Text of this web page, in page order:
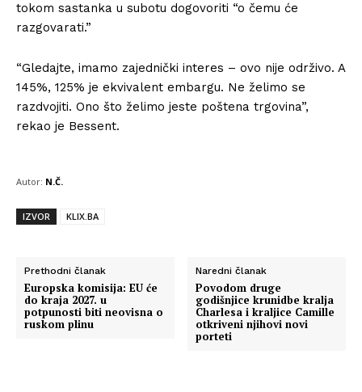
tokom sastanka u subotu dogovoriti “o čemu će
razgovarati.”
“Gledajte, imamo zajednički interes – ovo nije održivo. A
145%, 125% je ekvivalent embargu. Ne želimo se
razdvojiti. Ono što želimo jeste poštena trgovina”,
rekao je Bessent.
Autor: N.Č.
IZVOR KLIX.BA
Prethodni članak
Europska komisija: EU će
do kraja 2027. u
potpunosti biti neovisna o
ruskom plinu
Naredni članak
Povodom druge
godišnjice krunidbe kralja
Charlesa i kraljice Camille
otkriveni njihovi novi
porteti